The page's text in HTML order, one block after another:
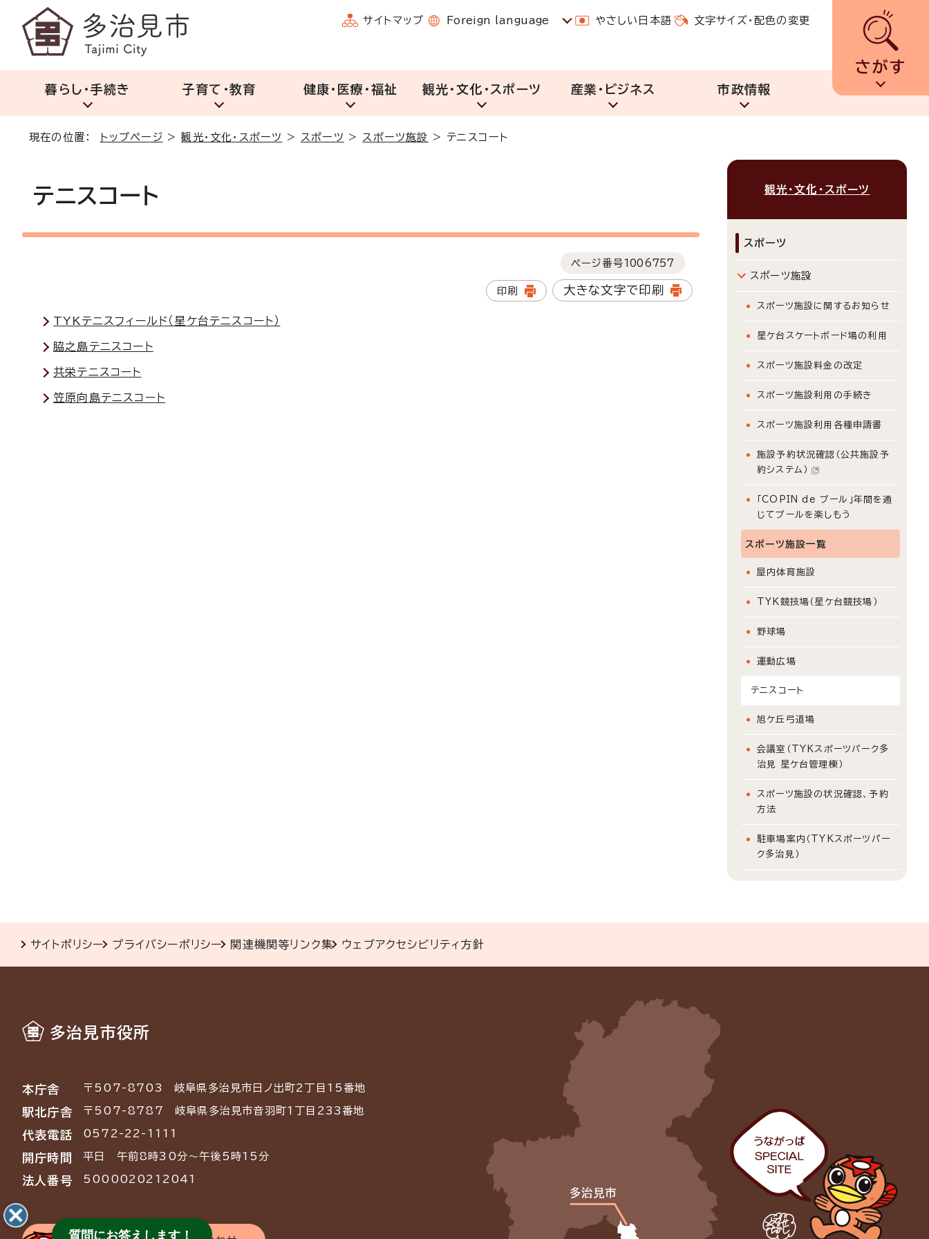
サイトマップ Foreign language やさしい日本語 文字サイズ・配色の変更
さがす
暮らし・手続き 子育て・教育 健康・医療・福祉 観光・文化・スポーツ 産業・ビジネス 市政情報
現在の位置： トップページ >観光・文化・スポーツ > スポーツ > スポーツ施設 > テニスコート
テニスコート
ページ番号1006757
印刷 大きな文字で印刷
TYKテニスフィールド（星ケ台テニスコート）
脇之島テニスコート
共栄テニスコート
笠原向島テニスコート
観光・文化・スポーツ
スポーツ
スポーツ施設
スポーツ施設に関するお知らせ
星ケ台スケートボード場の利用
スポーツ施設料金の改定
スポーツ施設利用の手続き
スポーツ施設利用各種申請書
施設予約状況確認（公共施設予
約システム）
「COPIN de プール」年間を通
じてプールを楽しもう
スポーツ施設一覧
屋内体育施設
TYK競技場（星ケ台競技場）
野球場
運動広場
テニスコート
旭ケ丘弓道場
会議室（TYKスポーツパーク多
治見 星ケ台管理棟）
スポーツ施設の状況確認、予約
方法
駐車場案内（TYKスポーツパー
ク多治見）
サイトポリシー プライバシーポリシー 関連機関等リンク集 ウェブアクセシビリティ方針
多治見市役所
本庁舎 〒507-8703 岐阜県多治見市日ノ出町2丁目15番地
駅北庁舎 〒507-8787 岐阜県多治見市音羽町1丁目233番地
代表電話 0572-22-1111
開庁時間 平日 午前8時30分～午後5時15分
法人番号 5000020212041
質問にお答えします！